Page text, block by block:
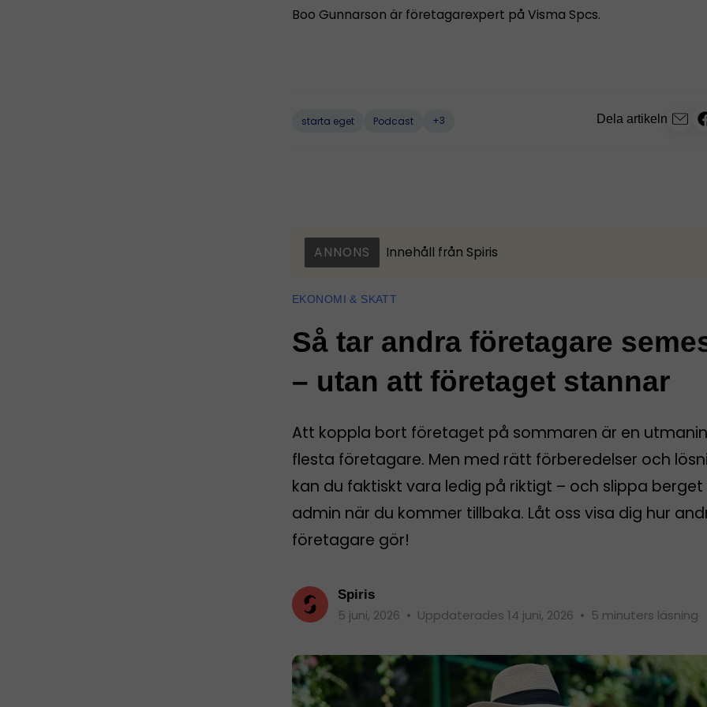
Boo Gunnarson är företagarexpert på Visma Spcs.
starta eget Podcast +3 Dela artikeln
ANNONS Innehåll från Spiris
EKONOMI & SKATT
Så tar andra företagare
– utan att företaget stannar
Att koppla bort företaget på sommaren är en
flesta företagare. Men med rätt förberedelser och
kan du faktiskt vara ledig på riktigt – och slippa berget
admin när du kommer tillbaka. Låt oss visa dig hur
företagare gör!
Spiris
5 juni, 2026 • Uppdaterades 14 juni, 2026 • 5 minuters läsning